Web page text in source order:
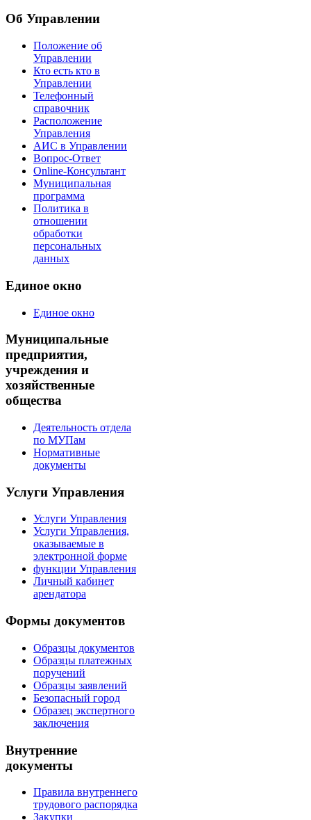
Об Управлении
Положение об
Управлении
Кто есть кто в
Управлении
Телефонный
справочник
Расположение
Управления
АИС в Управлении
Вопрос-Ответ
Online-Консультант
Муниципальная
программа
Политика в
отношении
обработки
персональных
данных
Единое окно
Единое окно
Муниципальные
предприятия,
учреждения и
хозяйственные
общества
Деятельность отдела
по МУПам
Нормативные
документы
Услуги Управления
Услуги Управления
Услуги Управления,
оказываемые в
электронной форме
функции Управления
Личный кабинет
арендатора
Формы документов
Образцы документов
Образцы платежных
поручений
Образцы заявлений
Безопасный город
Образец экспертного
заключения
Внутренние
документы
Правила внутреннего
трудового распорядка
Закупки